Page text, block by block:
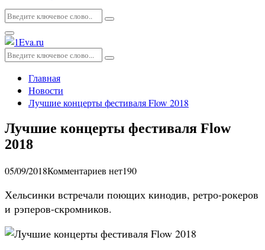
Искать:
Поиск
Основное
меню
Искать:
Поиск
Главная
Новости
Лучшие концерты фестиваля Flow 2018
Лучшие концерты фестиваля Flow
2018
05/09/2018Комментариев нет190
Хельсинки встречали поющих кинодив, ретро-рокеров
и рэперов-скромников.